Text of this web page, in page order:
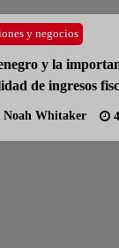
y negocios
y la
de ingresos
Noah Whitaker